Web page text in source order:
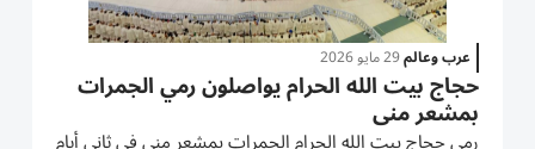
عرب وعالم29 مايو 2026
حجاج بيت الله الحرام يواصلون رمي الجمرات
بمشعر منى